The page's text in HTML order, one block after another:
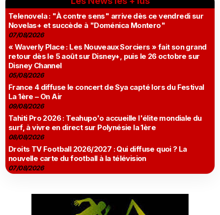
Telenovela : "À contre sens" arrive dès ce vendredi sur
Novelas+ et succède à "Doménica Montero"
07/08/2026
« Waverly Place : Les Nouveaux Sorciers » fait son grand
retour dès le 5 août sur Disney+, puis le 26 octobre sur
Disney Channel
05/08/2026
France 4 diffuse le concert de Sya capté lors du Festival
La 1ère – On Air
09/08/2026
Tahiti Pro 2026 : Teahupo'o accueille l'élite mondiale du
surf, à vivre en direct sur Polynésie la 1ère
08/08/2026
Droits TV Football 2026/2027 : Qui diffuse quoi ? La
nouvelle carte du football à la télévision
07/08/2026